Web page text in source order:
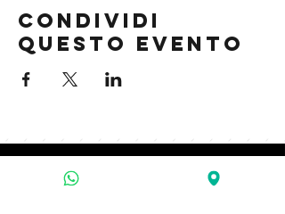
Condividi
questo evento